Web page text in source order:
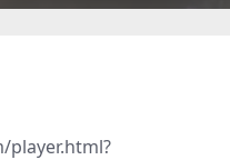
player.html?